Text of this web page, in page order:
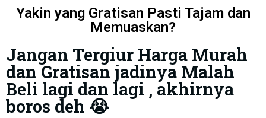
Yakin yang Gratisan Pasti Tajam dan
Memuaskan?
Jangan Tergiur Harga Murah
dan Gratisan jadinya Malah
Beli lagi dan lagi , akhirnya
boros deh 😭